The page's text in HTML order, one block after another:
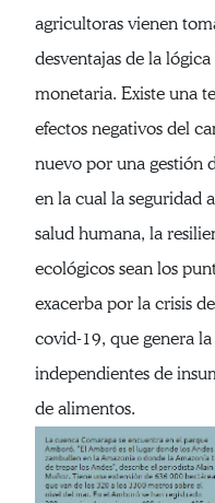
agricultoras vienen
desventajas de la
monetaria. Existe una
efectos negativos del
nuevo por una gestión
en la cual la seguridad
salud humana, la
ecológicos sean los
exacerba por la crisis
covid-19, que genera
independientes de
de alimentos.